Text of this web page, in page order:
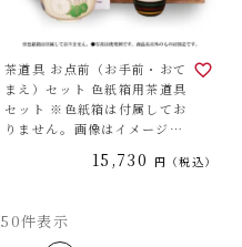
茶道具 お点前（お手前・おて
まえ）セット 色紙箱用茶道具
セット ※色紙箱は付属してお
りません。画像はイメージで
がございます。15,730 税込
50件表示